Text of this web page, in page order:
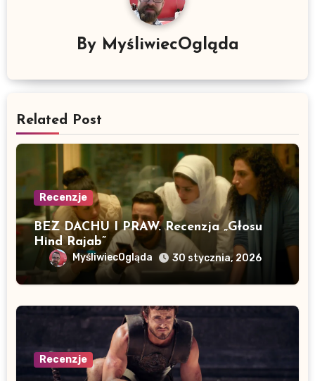
By MyśliwiecOgląda
Related Post
Recenzje
BEZ DACHU I PRAW. Recenzja „Głosu
Hind Rajab”
MyśliwiecOgląda 30 stycznia, 2026
Recenzje